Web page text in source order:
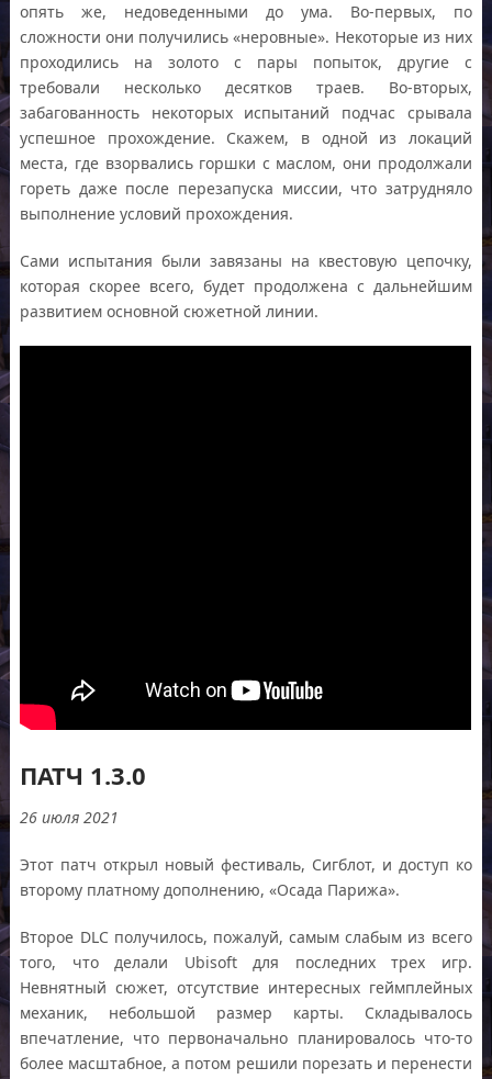
опять же, недоведенными до ума. Во-первых, по
сложности они получились «неровные». Некоторые из них
проходились на золото с пары попыток, другие с
требовали несколько десятков траев. Во-вторых,
забагованность некоторых испытаний подчас срывала
успешное прохождение. Скажем, в одной из локаций
места, где взорвались горшки с маслом, они продолжали
гореть даже после перезапуска миссии, что затрудняло
выполнение условий прохождения.
Сами испытания были завязаны на квестовую цепочку,
которая скорее всего, будет продолжена с дальнейшим
развитием основной сюжетной линии.
ПАТЧ 1.3.0
26 июля 2021
Этот патч открыл новый фестиваль, Сигблот, и доступ ко
второму платному дополнению, «Осада Парижа».
Второе DLC получилось, пожалуй, самым слабым из всего
того, что делали Ubisoft для последних трех игр.
Невнятный сюжет, отсутствие интересных геймплейных
механик, небольшой размер карты. Складывалось
впечатление, что первоначально планировалось что-то
более масштабное, а потом решили порезать и перенести